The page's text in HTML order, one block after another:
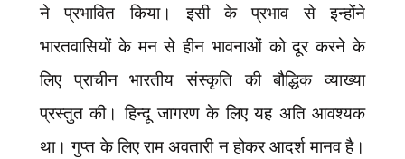
ने प्रभावित किया। इसी के प्रभाव से इन्होंने
भारतवासियों के मन से हीन भावनाओं को दूर करने के
लिए प्राचीन भारतीय संस्कृति की बौद्धिक व्याख्या
प्रस्तुत की। हिन्दू जागरण के लिए यह अति आवश्यक
था। गुप्त के लिए राम अवतारी न होकर आदर्श मानव है।